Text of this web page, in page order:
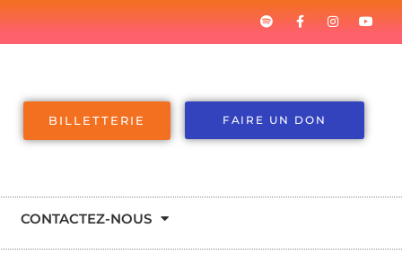
BILLETTERIE FAIRE UN DON
CONTACTEZ-NOUS